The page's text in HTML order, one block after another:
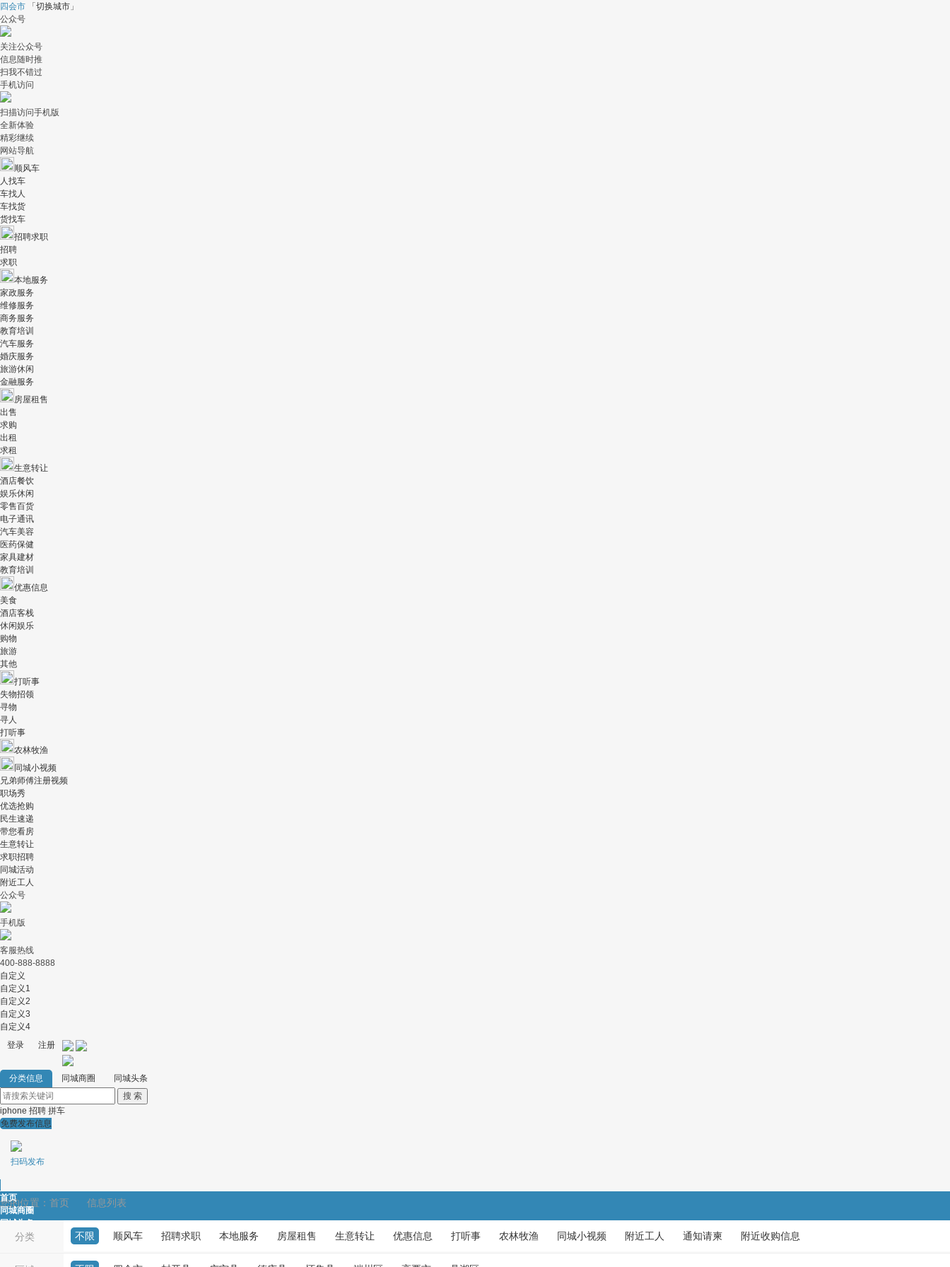
四会市 「 切换城市 」
公众号
关注公众号
信息随时推
扫我不错过
手机访问
扫描访问手机版
全新体验
精彩继续
网站导航
顺风车
人找车
车找人
车找货
货找车
招聘求职
招聘
求职
本地服务
家政服务
维修服务
商务服务
教育培训
汽车服务
婚庆服务
旅游休闲
金融服务
房屋租售
出售
求购
出租
求租
生意转让
酒店餐饮
娱乐休闲
零售百货
电子通讯
汽车美容
医药保健
家具建材
教育培训
优惠信息
美食
酒店客栈
休闲娱乐
购物
旅游
其他
打听事
失物招领
寻物
寻人
打听事
农林牧渔
同城小视频
兄弟师傅注册视频
职场秀
优选抢购
民生速递
带您看房
生意转让
求职招聘
同城活动
附近工人
公众号
手机版
客服热线
400-888-8888
自定义
自定义1
自定义2
自定义3
自定义4
登录
注册
分类信息 同城商圈 同城头条
iphone 招聘 拼车
免费发布信息
扫码发布
首页
同城商圈
同城头条
顺风车
您的位置： 首页 信息列表
分类 不限 顺风车 招聘求职 本地服务 房屋租售 生意转让 优惠信息 打听事 农林牧渔 同城小视频 附近工人 通知请柬 附近收购信息